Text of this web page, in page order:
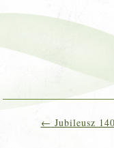
← Jubileusz